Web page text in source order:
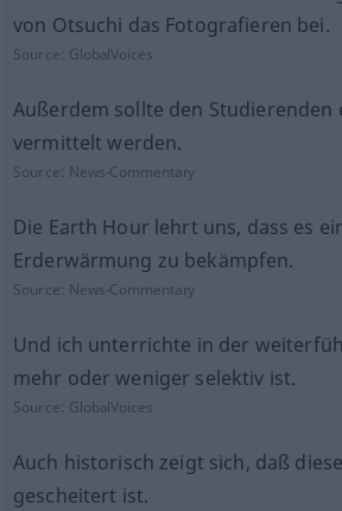
von Otsuchi das Fotografieren bei.
Source: GlobalVoices
Außerdem sollte den Studierenden
vermittelt werden.
Source: News-Commentary
Die Earth Hour lehrt uns, dass es
Erderwärmung zu bekämpfen.
Source: News-Commentary
Und ich unterrichte in der
mehr oder weniger selektiv ist.
Source: GlobalVoices
Auch historisch zeigt sich, daß
gescheitert ist.